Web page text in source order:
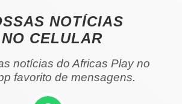
NOTÍCIAS
NO CELULAR
notícias do Africas Play no
favorito de mensagens.